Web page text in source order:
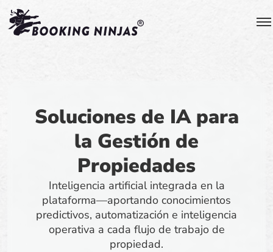
Soluciones de IA para
la Gestión de
Propiedades
Inteligencia artificial integrada en la
plataforma—aportando conocimientos
predictivos, automatización e inteligencia
operativa a cada flujo de trabajo de
propiedad.